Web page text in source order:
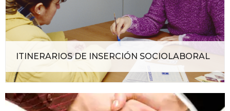
ITINERARIOS DE INSERCIÓN SOCIOLABORAL